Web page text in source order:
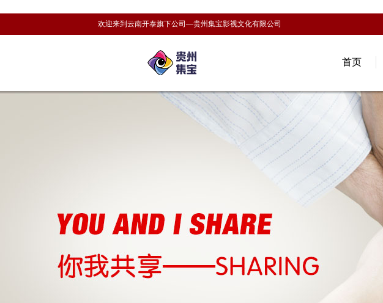
欢迎来到云南开泰旗下公司—贵州集宝影视文化有限公司
首页